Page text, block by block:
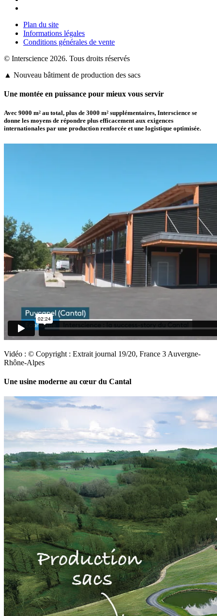
Plan du site
Informations légales
Conditions générales de vente
© Interscience 2026. Tous droits réservés
▲ Nouveau bâtiment de production des sacs
Une montée en puissance pour mieux vous servir
Avec 9000 m² au total, plus de 3000 m² supplémentaires, Interscience se
donne les moyens de répondre plus efficacement aux exigences
internationales par une production renforcée et une logistique optimisée.
Vidéo : © Copyright : Extrait journal 19/20, France 3 Auvergne-
Rhône-Alpes
Une usine moderne au cœur du Cantal